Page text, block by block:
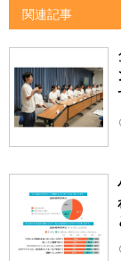
関連記事